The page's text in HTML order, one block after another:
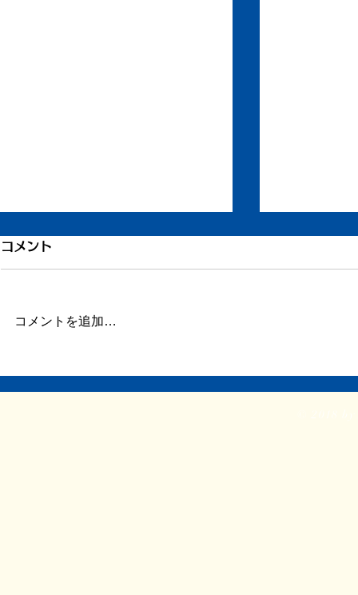
1200件目、書いている本の
こと
ります。 ここまで約5年間。
『わたしは
コメント
コメントを追加…